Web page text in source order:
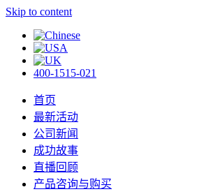
Skip to content
400-1515-021
首页
最新活动
公司新闻
成功故事
直播回顾
产品咨询与购买